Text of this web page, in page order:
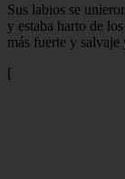
Sus labios se
y estaba harto de
más fuerte y
[